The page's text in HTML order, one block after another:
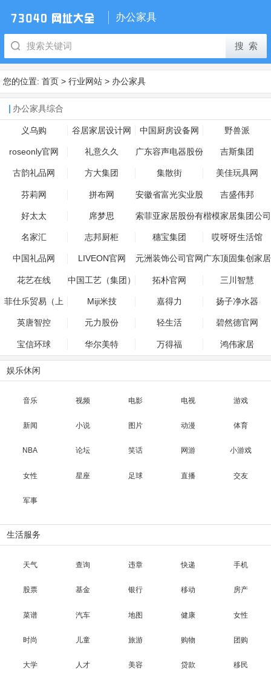
办公家具
您的位置: 首页 > 行业网站 > 办公家具
办公家具综合
义乌购 谷居家居设计网 中国厨房设备网 野兽派
roseonly官网 礼意久久 广东容声电器股份
有限公司官网
吉斯集团
古韵礼品网 方大集团 集散街 美佳玩具网
芬莉网 拼布网 安徽省富光实业股
份有限公司
吉盛伟邦
好太太 席梦思 索菲亚家居股份有
限公司
楷模家居集团公司
名家汇 志邦厨柜 穗宝集团 哎呀呀生活馆
中国礼品网 LIVEON官网 元洲装饰公司官网 广东顶固集创家居
股份有限公司
花艺在线 中国工艺（集团）
公司
拓朴官网 三川智慧
菲仕乐贸易（上
海）有限公司
Miji米技 嘉得力 扬子净水器
英唐智控 元力股份 轻生活 碧然德官网
宝信环球 华尔美特 万得福 鸿伟家居
娱乐休闲
音乐 视频 电影 电视 游戏
新闻 小说 图片 动漫 体育
NBA 论坛 笑话 网游 小游戏
女性 星座 足球 直播 交友
军事
生活服务
天气 查询 违章 快递 手机
股票 基金 银行 移动 房产
菜谱 汽车 地图 健康 女性
时尚 儿童 旅游 购物 团购
大学 人才 美容 贷款 移民